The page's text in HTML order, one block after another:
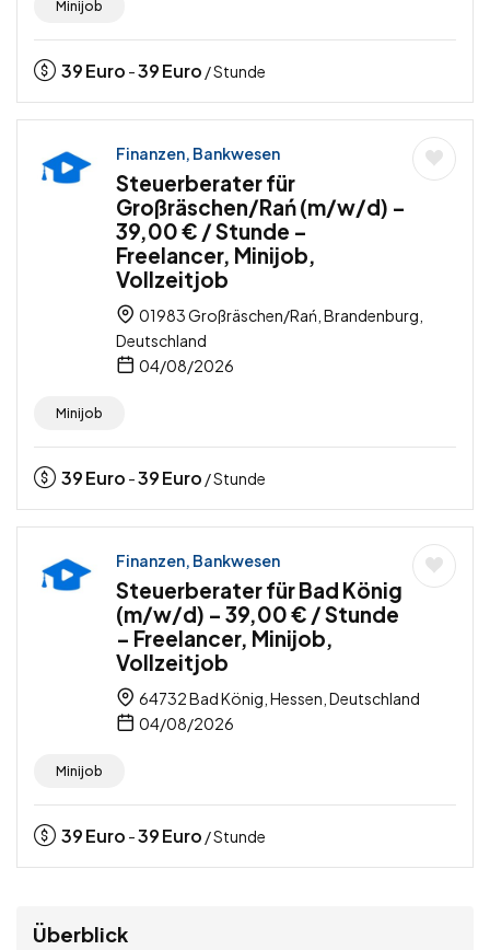
Minijob
39Euro -39Euro / Stunde
Finanzen, Bankwesen
Steuerberater für
Großräschen/Rań (m/w/d) –
39,00 € / Stunde –
Freelancer, Minijob,
Vollzeitjob
01983 Großräschen/Rań, Brandenburg,
Deutschland
04/08/2026
Minijob
39Euro -39Euro / Stunde
Finanzen, Bankwesen
Steuerberater für Bad König
(m/w/d) – 39,00 € / Stunde
– Freelancer, Minijob,
Vollzeitjob
64732 Bad König, Hessen, Deutschland
04/08/2026
Minijob
39Euro -39Euro / Stunde
Überblick